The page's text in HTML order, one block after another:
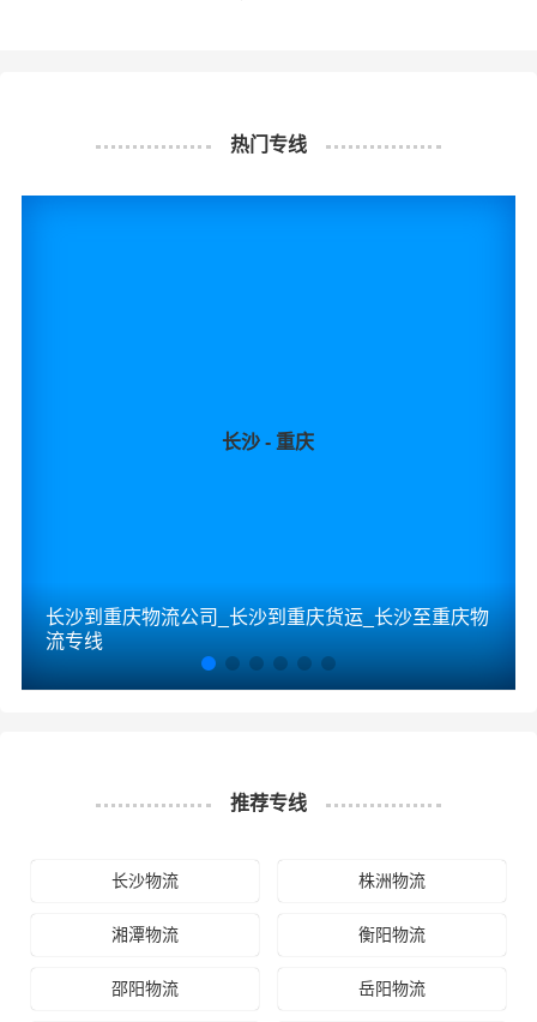
热门专线
长沙 - 重庆
长沙到重庆物流公司_长沙到重庆货运_长沙至重庆物
流专线
推荐专线
长沙物流 株洲物流
湘潭物流 衡阳物流
邵阳物流 岳阳物流